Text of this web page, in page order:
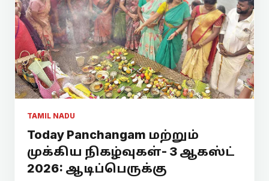
TAMIL NADU
Today Panchangam மற்றும்
முக்கிய நிகழ்வுகள்- 3 ஆகஸ்ட்
2026: ஆடிப்பெருக்கு